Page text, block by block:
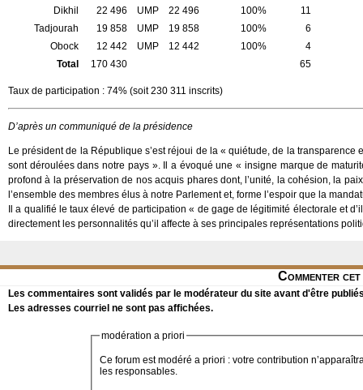
Dikhil
22 496 UMP 22 496 100%
11
Tadjourah
19 858 UMP 19 858 100%
6
Obock
12 442 UMP 12 442 100%
4
Total
170 430 65
Taux de participation : 74% (soit 230 311 inscrits)
D’après un communiqué de la présidence
Le président de la République s’est réjoui de la « quiétude, de la
sont déroulées dans notre pays ». Il a évoqué une « insigne marque de
profond à la préservation de nos acquis phares dont, l’unité, la cohésion, la
l’ensemble des membres élus à notre Parlement et, forme l’espoir que la
Il a qualifié le taux élevé de participation « de gage de légitimité électorale et
directement les personnalités qu’il affecte à ses principales représentations
Commenter
Les commentaires sont validés par le modérateur du site avant d'être
Les adresses courriel ne sont pas affichées.
modération a priori
Ce forum est modéré a priori : votre contribution
les responsables.